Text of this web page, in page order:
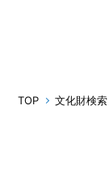
TOP 文化財検索